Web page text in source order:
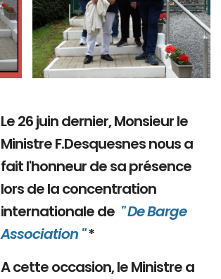
Le 26 juin dernier, Monsieur le
Ministre F.Desquesnes nous a
fait l'honneur de sa présence
lors de la concentration
internationale de " De Barge
Association "*
A cette occasion, le Ministre a